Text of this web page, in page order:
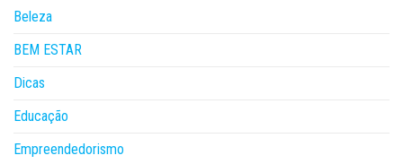
Beleza
BEM ESTAR
Dicas
Educação
Empreendedorismo